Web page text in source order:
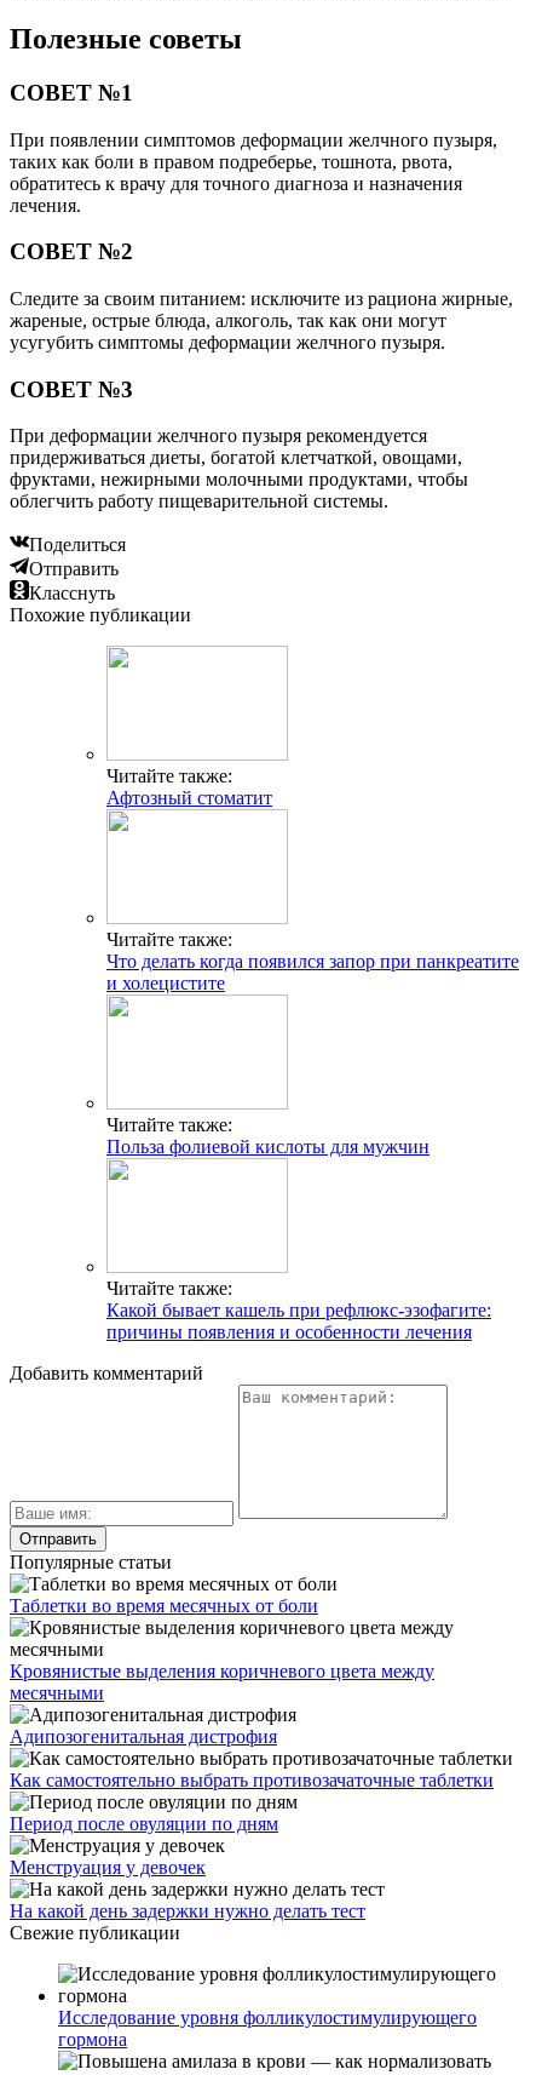
Полезные советы
СОВЕТ №1
При появлении симптомов деформации желчного пузыря,
таких как боли в правом подреберье, тошнота, рвота,
обратитесь к врачу для точного диагноза и назначения
лечения.
СОВЕТ №2
Следите за своим питанием: исключите из рациона жирные,
жареные, острые блюда, алкоголь, так как они могут
усугубить симптомы деформации желчного пузыря.
СОВЕТ №3
При деформации желчного пузыря рекомендуется
придерживаться диеты, богатой клетчаткой, овощами,
фруктами, нежирными молочными продуктами, чтобы
облегчить работу пищеварительной системы.
Поделиться
Отправить
Класснуть
Похожие публикации
Читайте также:
Афтозный стоматит
Читайте также:
Что делать когда появился запор при панкреатите
и холецистите
Читайте также:
Польза фолиевой кислоты для мужчин
Читайте также:
Какой бывает кашель при рефлюкс-эзофагите:
причины появления и особенности лечения
Добавить комментарий
Популярные статьи
Таблетки во время месячных от боли
Кровянистые выделения коричневого цвета между
месячными
Адипозогенитальная дистрофия
Как самостоятельно выбрать противозачаточные таблетки
Период после овуляции по дням
Менструация у девочек
На какой день задержки нужно делать тест
Свежие публикации
Исследование уровня фолликулостимулирующего
гормона